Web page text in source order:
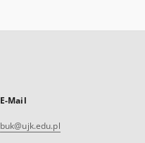
E-Mail
buk@ujk.edu.pl